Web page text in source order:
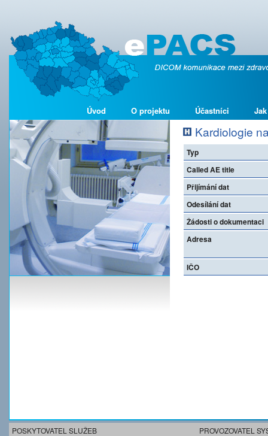
Úvod O projektu Účastníci
Kardiologie
Typ
Called AE title
Přijímání dat
Odesílání dat
Žádosti o dokumentaci
Adresa
IČO
POSKYTOVATEL SLUŽEB PROVOZOVATEL